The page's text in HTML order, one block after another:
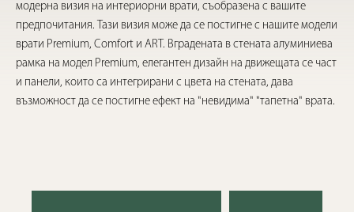
модерна визия на интериорни врати, съобразена с вашите
предпочитания. Тази визия може да се постигне с нашите модели
врати Premium, Comfort и ART. Вградената в стената алуминиева
рамка на модел Premium, елегантен дизайн на движещата се част
и панели, които са интегрирани с цвета на стената, дава
възможност да се постигне ефект на "невидима" "тапетна" врата.